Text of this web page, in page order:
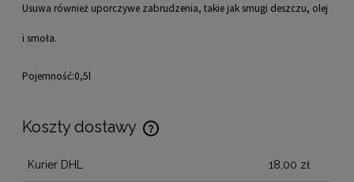
Usuwa również uporczywe zabrudzenia, takie jak smugi deszczu, olej
i smoła.
Pojemność:0,5l
Koszty dostawy
Cena nie zawiera ewentualnych kosztów płatności
Kurier DHL 18,00 zł